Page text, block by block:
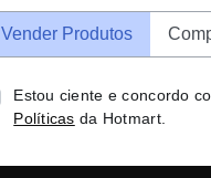
Vender Produtos
Estou ciente e concordo
Políticas da Hotmart.